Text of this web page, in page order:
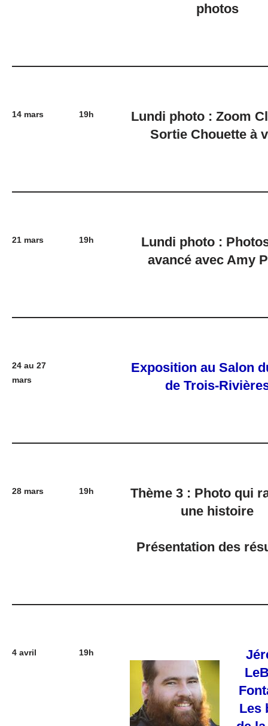
photos
14 mars 19h
Lundi photo : Zoom
Sortie Chouette à
21 mars 19h
Lundi photo :
avancé avec Amy
24 au 27
mars
Exposition au Salon
de Trois-
28 mars 19h
Thème 3 : Photo qui
une histoire
Présentation des
4 avril 19h
Les